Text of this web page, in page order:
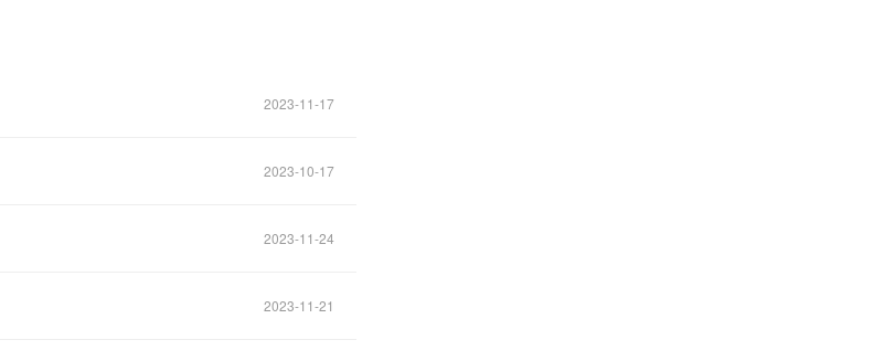
2023-11-17
2023-10-17
2023-11-24
2023-11-21